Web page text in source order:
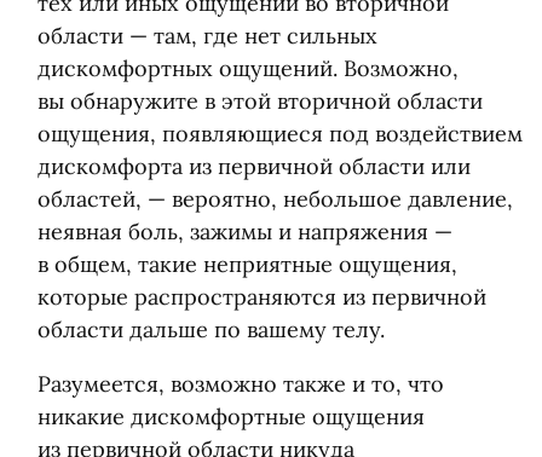
области — там, где нет сильных
дискомфортных ощущений. Возможно,
вы обнаружите в этой вторичной области
ощущения, появляющиеся под воздействием
дискомфорта из первичной области или
областей, — вероятно, небольшое давление,
неявная боль, зажимы и напряжения —
в общем, такие неприятные ощущения,
которые распространяются из первичной
области дальше по вашему телу.
Разумеется, возможно также и то, что
никакие дискомфортные ощущения
из первичной области никуда